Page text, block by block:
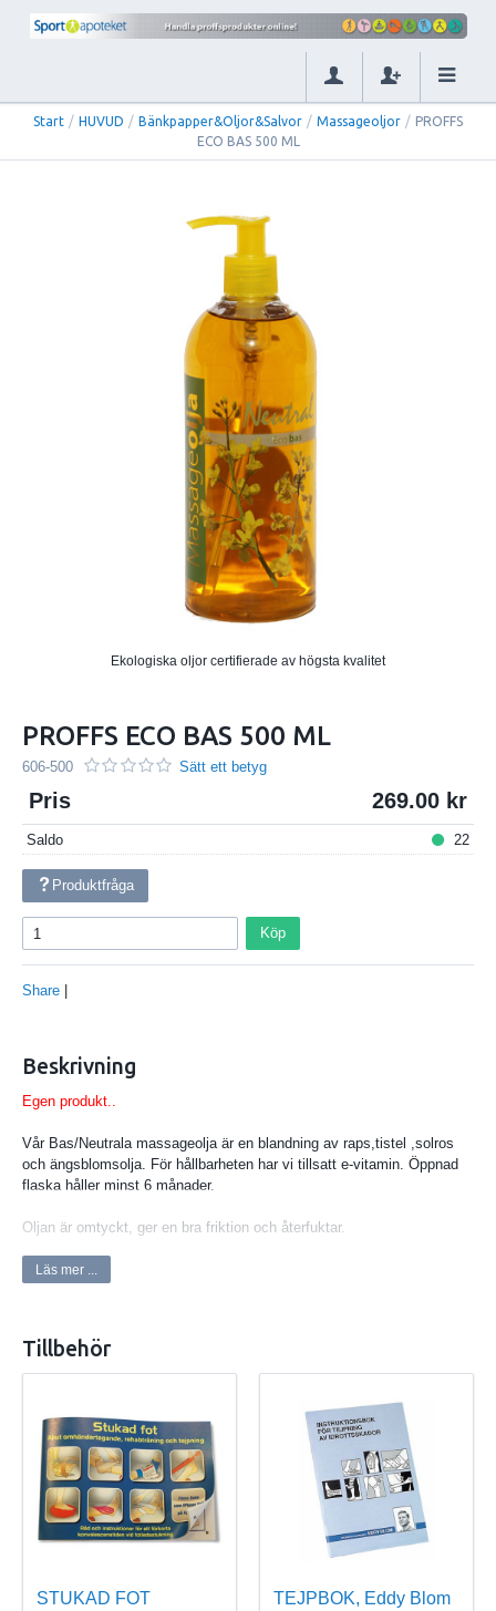
Start / HUVUD / Bänkpapper&Oljor&Salvor / Massageoljor / PROFFS
ECO BAS 500 ML
Ekologiska oljor certifierade av högsta kvalitet
PROFFS ECO BAS 500 ML
606-500 Sätt ett betyg
Pris 269.00
Saldo 22
Produktfråga
Köp
Share
Beskrivning
Egen produkt..
Vår Bas/Neutrala massageolja är en blandning av raps,tistel ,solros
och ängsblomsolja. För hållbarheten har vi tillsatt e-vitamin. Öppnad
flaska håller minst 6 månader.
Oljan är omtyckt, ger en bra friktion och återfuktar.
Finns i 1000 ml , 500 ml (pump ingår)
Läs mer ...
Tillbehör
STUKAD FOT TEJPBOK, Eddy Blom